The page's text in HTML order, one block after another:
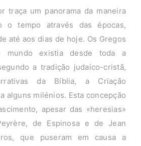
traça um panorama da maneira
o tempo através das épocas,
até aos dias de hoje. Os Gregos
mundo existia desde toda a
a tradição judaico-cristã,
da Bíblia, a Criação
alguns milénios. Esta concepção
apesar das «heresias»
de Espinosa e de Jean
que puseram em causa a